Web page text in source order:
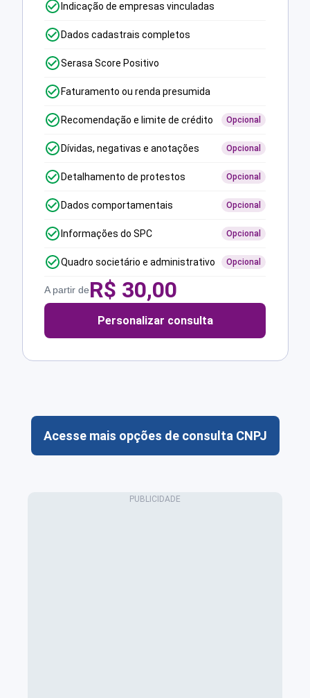
Indicação de empresas vinculadas
Dados cadastrais completos
Serasa Score Positivo
Faturamento ou renda presumida
Recomendação e limite de crédito Opcional
Dívidas, negativas e anotações Opcional
Detalhamento de protestos Opcional
Dados comportamentais Opcional
Informações do SPC Opcional
Quadro societário e administrativo Opcional
A partir deR$ 30,00
Personalizar consulta
Acesse mais opções de consulta CNPJ